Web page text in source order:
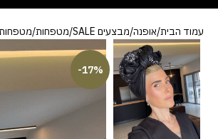
Aviator demo mode and familiarise yourself
Reading these guides often reveals how the
for every single bet you decide to place.
עמוד הבית אופנה מבצעים SALE מטפחות מטפחות
-17%